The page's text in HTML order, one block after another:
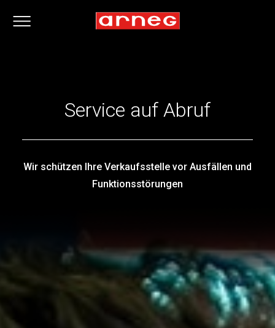
Service auf Abruf
Wir schützen Ihre Verkaufsstelle vor Ausfällen und
Funktionsstörungen